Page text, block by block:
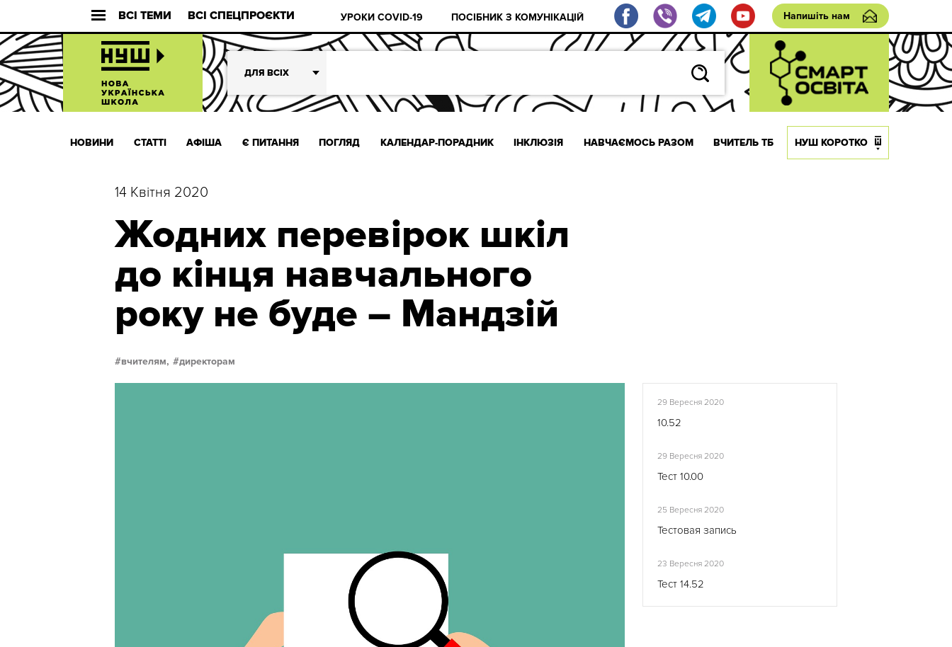
ВСІ ТЕМИ ВСІ СПЕЦПРОЄКТИ УРОКИ COVID-19 ПОСІБНИК З КОМУНІКАЦІЙ Напишіть нам
ДЛЯ ВСІХ
НОВИНИ СТАТТІ АФІША Є ПИТАННЯ ПОГЛЯД КАЛЕНДАР-ПОРАДНИК ІНКЛЮЗІЯ НАВЧАЄМОСЬ РАЗОМ ВЧИТЕЛЬ ТБ НУШ КОРОТКО
14 Квітня 2020
Жодних перевірок шкіл
до кінця навчального
року не буде – Мандзій
вчителям, директорам
29 Вересня 2020
10.52
29 Вересня 2020
Тест 10.00
25 Вересня 2020
Тестовая запись
23 Вересня 2020
Тест 14.52